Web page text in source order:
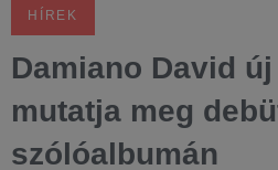
HÍREK
Damiano David
mutatja meg
szólóalbumán